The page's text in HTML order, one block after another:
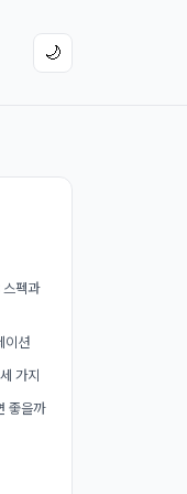
🌙
스펙과
이션
가지
좋을까